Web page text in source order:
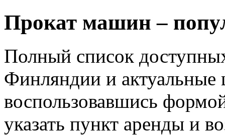
Прокат машин –
Полный список
Финляндии и актуальные
воспользовавшись
указать пункт аренды и